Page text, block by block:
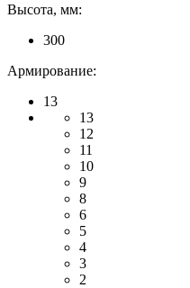
Высота, мм:
300
Армирование:
13
13
12
11
10
9
8
6
5
4
3
2